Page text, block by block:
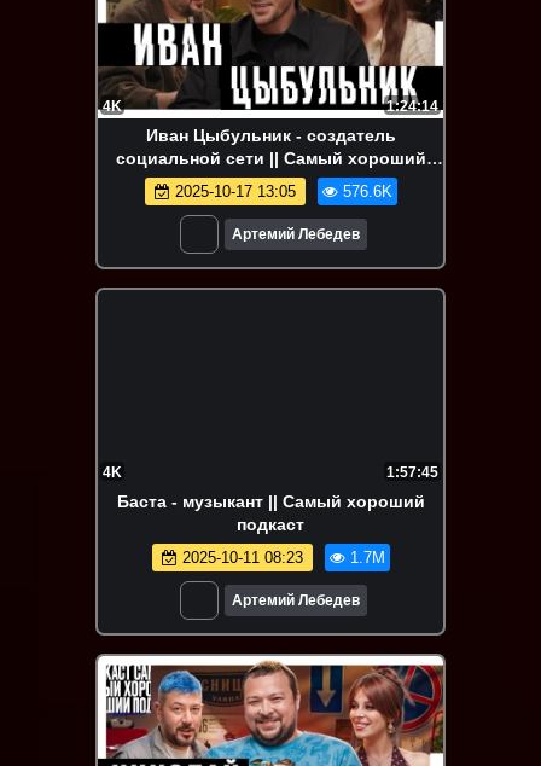
4K 1:24:14
Иван Цыбульник - создатель
социальной сети || Самый хороший
подкаст
2025-10-17 13:05 576.6K
Артемий Лебедев
4K 1:57:45
Баста - музыкант || Самый хороший
подкаст
2025-10-11 08:23 1.7M
Артемий Лебедев